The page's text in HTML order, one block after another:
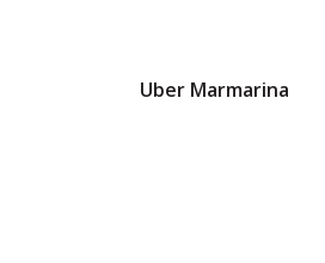
Uber Marmarina